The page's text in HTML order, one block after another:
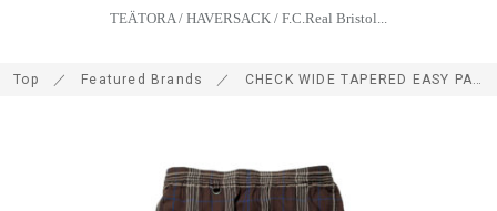
TEÄTORA / HAVERSACK / F.C.Real Bristol...
Top Featured Brands CHECK WIDE TAPERED EASY PANTS